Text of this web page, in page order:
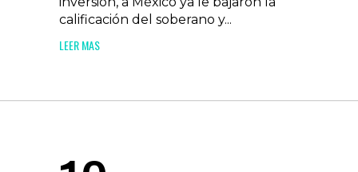
calificación del soberano y...
LEER MAS